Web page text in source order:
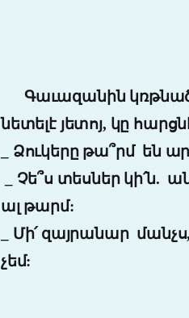
Գաւազանին կռթնած
նետելէ յետոյ, կը
Ձուկերը թա՞րմ են
Չե՞ս տեսներ կի՛ն.
ալ թարմ:
Մի՛ զայրանար
չեմ: